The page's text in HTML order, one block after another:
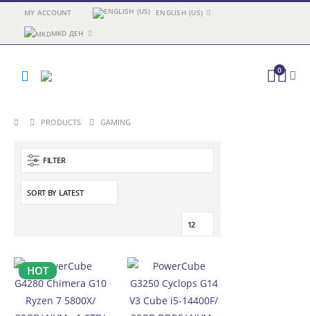
MY ACCOUNT ENGLISH (US)
MKD ДЕН
0
PRODUCTS GAMING
FILTER
HOT